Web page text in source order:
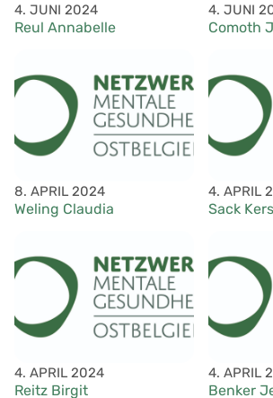
4. JUNI 2024
Reul Annabelle
4. JUNI
Comoth
8. APRIL 2024
Weling Claudia
4. APRIL
Sack
4. APRIL 2024
Reitz Birgit
4. APRIL
Benker